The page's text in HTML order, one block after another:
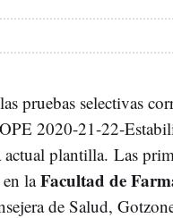
pruebas selectivas
2020-21-22-
plantilla. Las
laFacultad de
de Salud,